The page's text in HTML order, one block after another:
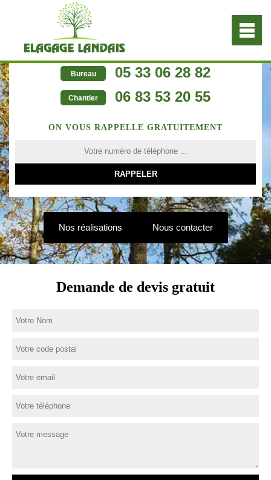
Bureau 05 33 06 28 82
Chantier 06 83 53 20 55
ON VOUS RAPPELLE GRATUITEMENT
Nos réalisations Nous contacter
Demande de devis gratuit